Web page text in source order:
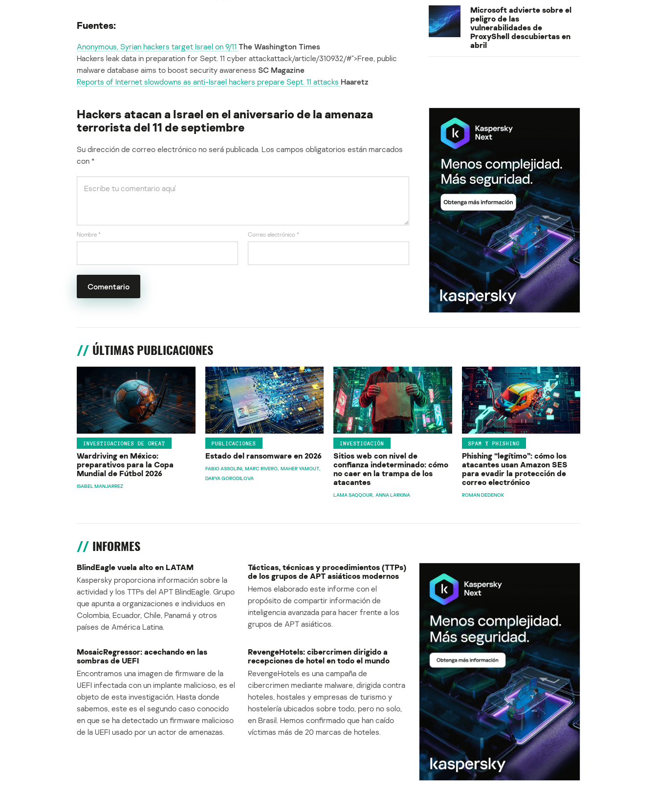
Fuentes:
Anonymous, Syrian hackers target Israel on 9/11 The Washington Times
Hackers leak data in preparation for Sept. 11 cyber attackattack/article/310932/#”>Free, public
malware database aims to boost security awareness SC Magazine
Reports of Internet slowdowns as anti-Israel hackers prepare Sept. 11 attacks Haaretz
Hackers atacan a Israel en el aniversario de la amenaza
terrorista del 11 de septiembre
Su dirección de correo electrónico no será publicada. Los campos obligatorios están marcados
con *
Nombre * Correo electrónico *
Microsoft advierte sobre el
peligro de las
vulnerabilidades de
ProxyShell descubiertas en
abril
ÚLTIMAS PUBLICACIONES
INVESTIGACIONES DE GREAT
Wardriving en México:
preparativos para la Copa
Mundial de Fútbol 2026
ISABEL MANJARREZ
PUBLICACIONES
Estado del ransomware en 2026
FABIO ASSOLINI MARC RIVERO MAHER YAMOUT
DARYA GORODILOVA
INVESTIGACIÓN
Sitios web con nivel de
confianza indeterminado: cómo
no caer en la trampa de los
atacantes
LAMA SAQQOUR ANNA LARKINA
SPAM Y PHISHING
Phishing “legítimo”: cómo los
atacantes usan Amazon SES
para evadir la protección de
correo electrónico
ROMAN DEDENOK
INFORMES
BlindEagle vuela alto en LATAM
Kaspersky proporciona información sobre la
actividad y los TTPs del APT BlindEagle. Grupo
que apunta a organizaciones e individuos en
Colombia, Ecuador, Chile, Panamá y otros
países de América Latina.
Tácticas, técnicas y procedimientos (TTPs)
de los grupos de APT asiáticos modernos
Hemos elaborado este informe con el
propósito de compartir información de
inteligencia avanzada para hacer frente a los
grupos de APT asiáticos.
MosaicRegressor: acechando en las
sombras de UEFI
Encontramos una imagen de firmware de la
UEFI infectada con un implante malicioso, es el
objeto de esta investigación. Hasta donde
sabemos, este es el segundo caso conocido
en que se ha detectado un firmware malicioso
de la UEFI usado por un actor de amenazas.
RevengeHotels: cibercrimen dirigido a
recepciones de hotel en todo el mundo
RevengeHotels es una campaña de
cibercrimen mediante malware, dirigida contra
hoteles, hostales y empresas de turismo y
hostelería ubicados sobre todo, pero no solo,
en Brasil. Hemos confirmado que han caído
víctimas más de 20 marcas de hoteles.